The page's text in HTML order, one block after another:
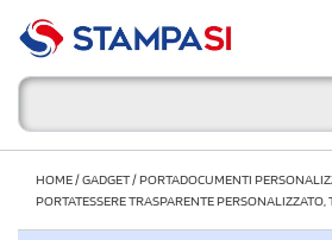
HOME/GADGET/PORTADOCUMENTI
PORTATESSERE TRASPARENTE PERSONALIZZATO,